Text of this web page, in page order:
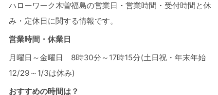
ハローワーク木曽福島の営業日・営業時間・受付時間と休
み・定休日に関する情報です。
営業時間・休業日
月曜日～金曜日 8時30分～17時15分(土日祝・年末年始
12/29～1/3は休み)
おすすめの時間は？